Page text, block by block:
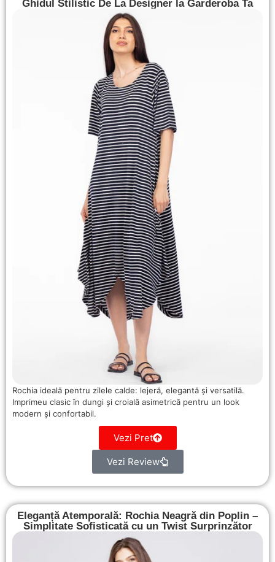
Ghidul Stilistic De La Designer la Garderoba Ta
Rochia ideală pentru zilele calde: lejeră, elegantă și versatilă.
Imprimeu clasic în dungi și croială asimetrică pentru un look
modern și confortabil.
Vezi Pret
Vezi Review
Eleganță Atemporală: Rochia Neagră din Poplin –
Simplitate Sofisticată cu un Twist Surprinzător